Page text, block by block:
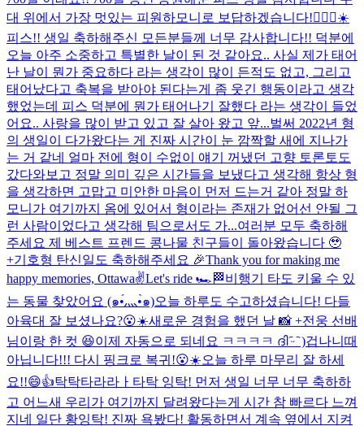
대 위에서 가장 멋있는 피원하모니로 보답하겠습니다!👍🏻😀☀️
피스!! 생일 축하해주신 모든분들께 너무 감사합니다!! 덕분에
오늘 아주 소중하고 특별한 날이 된 것 같아요.. 사실 제가 태어
난 날이 뭔가 중요하다 라는 생각이 많이 든적도 없고, 그리고
태어났다고 축복을 받아야 된다는게 좀 웃긴 행동이라고 생각
했었는데 피스 덕분에 뭔가 태어나기 잘했다 라는 생각이 들었
어요.. 사랑을 많이 받고 있고 잘 살아 왔고 앞...벌써 2022년 형
의 생일이 다가왔다는 게 진짜 시간이 눈 깜짝할 새에 지나가
는 거 같네 얼마 전에 형이 수없이 얘기 꺼냈던 고향 토론토도
갔다와보고 정말 의미 깊은 시간들을 보냈다고 생각해 항상 형
을 생각하면 고맙고 미안한 마음이 먼저 드는거 같아 정말 하
모니가 여기까지 옴에 있어서 형이라는 존재가 없어선 안될 그
런 사람이었다고 생각해 팀으로서도 가...여러분 모두 축하해
주세요 제 베스트 프렌드 콩나물 친구들이 돌아왔습니다 🥹
+기호형 탄신일도 축하해주세요 🎉Thank you for making me
happy memories, Ottawa✌️Let's ride 🏎🏁비행기 타도 키울 수 있
는 동물 찾았어요 (๑•́灬•̀๑)오늘 하루도 수고하셨습니다! 다들
아육대 잘 보셨나요?😮☀️새로운 경험을 했던 날 📸 +전웅 선배
님이랑 한 컷 😆이제 자동으로 되네요 ㅋㅋㅋㅋ ദി ᷇ᵕ ᷆ )겁나니때
아닙니다!!! 다시 핑크로 복귀!😮☀️오늘 하루 마무리 잘 하세
요!!😄👍탁탁타라라ㅏ타탁 잉탁! 먼저 생일 너무 너무 축하하
고 어느새 우리가 여기까지 달려왔다는게 시간 참 빠르다 느껴
지네 일단 황잉탁! 진짜 욕봤다! 활동하면서 계속 옆에서 지켜